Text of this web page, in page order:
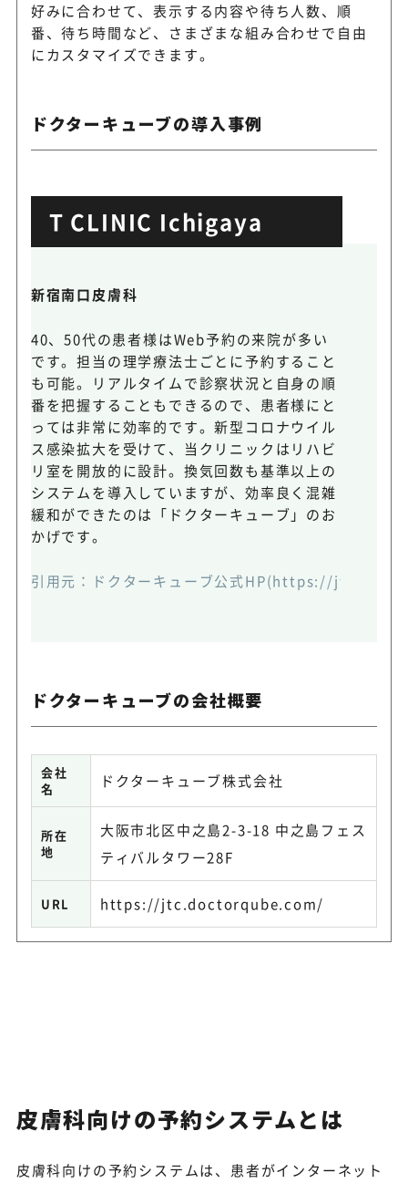
好みに合わせて、表示する内容や待ち人数、順
番、待ち時間など、さまざまな組み合わせで自由
にカスタマイズできます。
ドクターキューブの導入事例
T CLINIC Ichigaya
新宿南口皮膚科
40、50代の患者様はWeb予約の来院が多い
です。担当の理学療法士ごとに予約すること
も可能。リアルタイムで診察状況と自身の順
番を把握することもできるので、患者様にと
っては非常に効率的です。新型コロナウイル
ス感染拡大を受けて、当クリニックはリハビ
リ室を開放的に設計。換気回数も基準以上の
システムを導入していますが、効率良く混雑
緩和ができたのは「ドクターキューブ」のお
かげです。
引用元： ドクターキューブ公式HP(https://
ドクターキューブの会社概要
会社
名
ドクターキューブ株式会社
所在
地
大阪市北区中之島2-3-18 中之島フェス
ティバルタワー28F
URL https://jtc.doctorqube.com/
皮膚科向けの予約システムとは
皮膚科向けの予約システムは、患者がインターネット